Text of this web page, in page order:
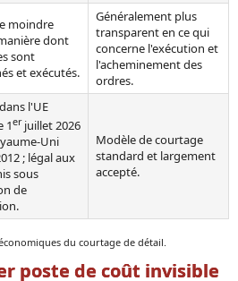
moindre
dont
sont
et exécutés.
Généralement plus
transparent en ce qui
concerne l'exécution et
l'acheminement des
ordres.
l'UE
1erjuillet 2026
Uni
; légal aux
sous
de
Modèle de courtage
standard et largement
accepté.
du courtage de détail.
poste de coût invisible